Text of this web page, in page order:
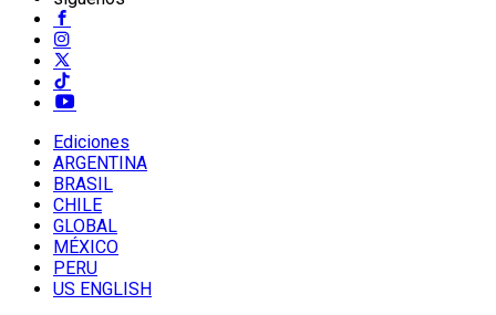
Ediciones
ARGENTINA
BRASIL
CHILE
GLOBAL
MÉXICO
PERU
US ENGLISH